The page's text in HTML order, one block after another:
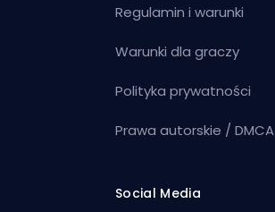
Regulamin i warunki
Warunki dla graczy
Polityka prywatności
Prawa autorskie / DMCA
Social Media